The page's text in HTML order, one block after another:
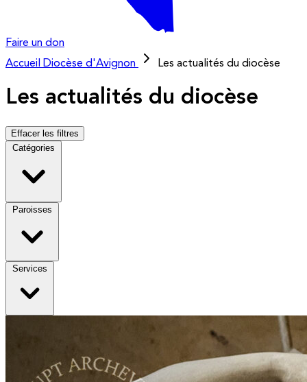
Faire un don
Accueil
Diocèse d'Avignon Les actualités du diocèse
Les actualités du diocèse
Effacer les filtres
Catégories
Paroisses
Services